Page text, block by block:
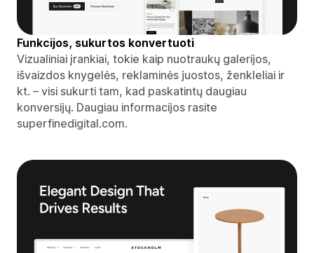
Funkcijos, sukurtos konvertuoti
Vizualiniai įrankiai, tokie kaip nuotraukų galerijos,
išvaizdos knygelės, reklaminės juostos, ženkleliai ir
kt. – visi sukurti tam, kad paskatintų daugiau
konversijų. Daugiau informacijos rasite
superfinedigital.com.